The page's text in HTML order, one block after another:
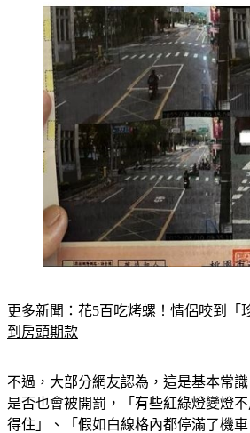
更多新聞： 花5百吃烤螺！情侶咬到「
到房頭期款
不過，大部分網友認為，這是基本常
是否也會被開罰，「有些紅綠燈變燈
得住」、「假如白線格內都停滿了機